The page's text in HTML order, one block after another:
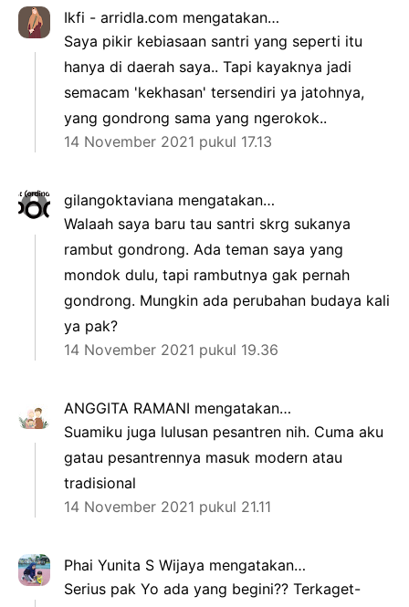
Ikfi - arridla.com mengatakan…
Saya pikir kebiasaan santri yang seperti itu
hanya di daerah saya.. Tapi kayaknya jadi
semacam 'kekhasan' tersendiri ya jatohnya,
yang gondrong sama yang ngerokok..
14 November 2021 pukul 17.13
gilangoktaviana mengatakan…
Walaah saya baru tau santri skrg sukanya
rambut gondrong. Ada teman saya yang
mondok dulu, tapi rambutnya gak pernah
gondrong. Mungkin ada perubahan budaya kali
ya pak?
14 November 2021 pukul 19.36
ANGGITA RAMANI mengatakan…
Suamiku juga lulusan pesantren nih. Cuma aku
gatau pesantrennya masuk modern atau
tradisional
14 November 2021 pukul 21.11
Phai Yunita S Wijaya mengatakan…
Serius pak Yo ada yang begini?? Terkaget-